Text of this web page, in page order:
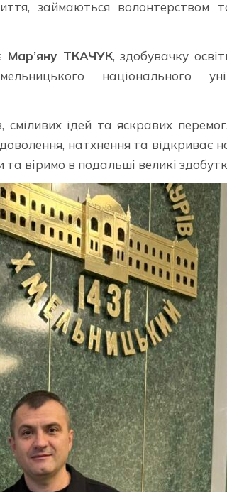
займаються волонтерством
Мар’яну ТКАЧУК, здобувачку
національного
сміливих ідей та яскравих
натхнення та відкриває
та віримо в подальші великі